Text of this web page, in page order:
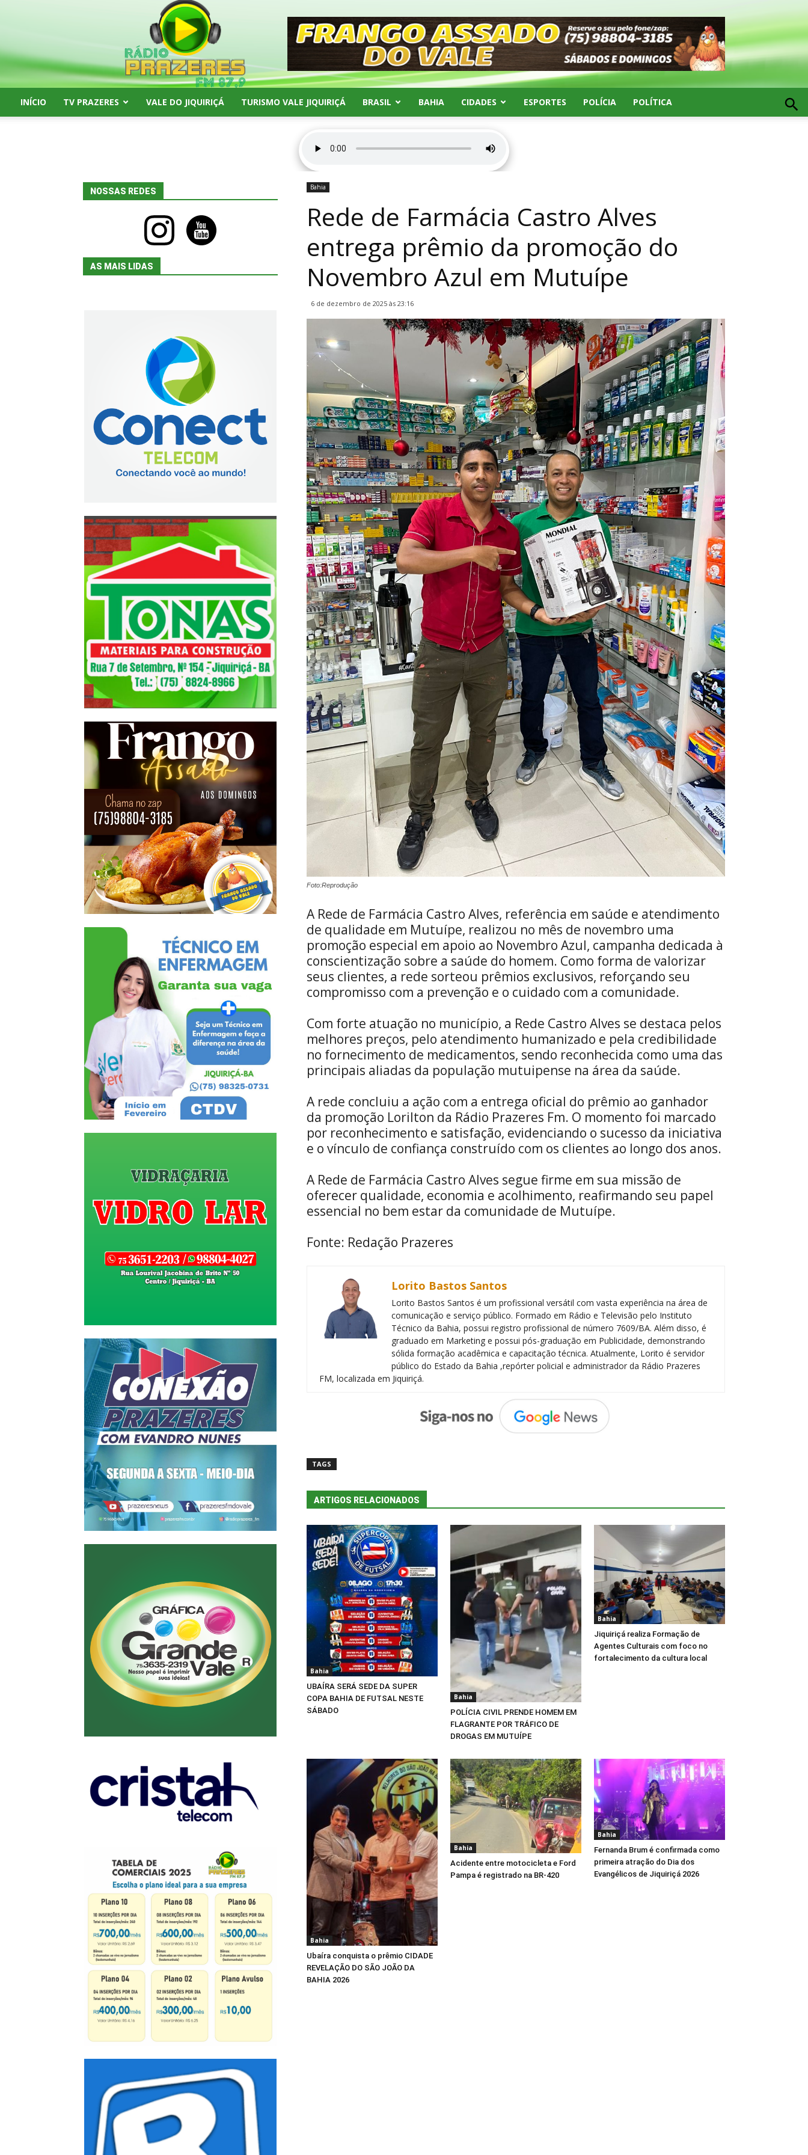
INÍCIO TV PRAZERES VALE DO JIQUIRIÇÁ TURISMO VALE JIQUIRIÇÁ BRASIL BAHIA CIDADES ESPORTES POLÍCIA POLÍTICA
Bahia
Rede de Farmácia Castro Alves
entrega prêmio da promoção do
Novembro Azul em Mutuípe
6 de dezembro de 2025 às 23:16
Foto:Reprodução
A Rede de Farmácia Castro Alves, referência em saúde e atendimento
de qualidade em Mutuípe, realizou no mês de novembro uma
promoção especial em apoio ao Novembro Azul, campanha dedicada à
conscientização sobre a saúde do homem. Como forma de valorizar
seus clientes, a rede sorteou prêmios exclusivos, reforçando seu
compromisso com a prevenção e o cuidado com a comunidade.
Com forte atuação no município, a Rede Castro Alves se destaca pelos
melhores preços, pelo atendimento humanizado e pela credibilidade
no fornecimento de medicamentos, sendo reconhecida como uma das
principais aliadas da população mutuipense na área da saúde.
A rede concluiu a ação com a entrega oficial do prêmio ao ganhador
da promoção Lorilton da Rádio Prazeres Fm. O momento foi marcado
por reconhecimento e satisfação, evidenciando o sucesso da iniciativa
e o vínculo de confiança construído com os clientes ao longo dos anos.
A Rede de Farmácia Castro Alves segue firme em sua missão de
oferecer qualidade, economia e acolhimento, reafirmando seu papel
essencial no bem estar da comunidade de Mutuípe.
Fonte: Redação Prazeres
Lorito Bastos Santos
Lorito Bastos Santos é um profissional versátil com vasta experiência na área de
comunicação e serviço público. Formado em Rádio e Televisão pelo Instituto
Técnico da Bahia, possui registro profissional de número 7609/BA. Além disso, é
graduado em Marketing e possui pós-graduação em Publicidade, demonstrando
sólida formação acadêmica e capacitação técnica. Atualmente, Lorito é servidor
público do Estado da Bahia ,repórter policial e administrador da Rádio Prazeres
FM, localizada em Jiquiriçá.
TAGS
ARTIGOS RELACIONADOS
Bahia
UBAÍRA SERÁ SEDE DA SUPER
COPA BAHIA DE FUTSAL NESTE
SÁBADO
Bahia
POLÍCIA CIVIL PRENDE HOMEM EM
FLAGRANTE POR TRÁFICO DE
DROGAS EM MUTUÍPE
Bahia
Jiquiriçá realiza Formação de
Agentes Culturais com foco no
fortalecimento da cultura local
Bahia
Ubaíra conquista o prêmio CIDADE
REVELAÇÃO DO SÃO JOÃO DA
BAHIA 2026
Bahia
Acidente entre motocicleta e Ford
Pampa é registrado na BR-420
Bahia
Fernanda Brum é confirmada como
primeira atração do Dia dos
Evangélicos de Jiquiriçá 2026
NOSSAS REDES
instagram youtube
AS MAIS LIDAS